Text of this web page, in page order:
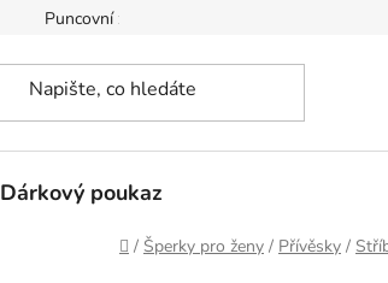
Puncovní značky
Dárkový poukaz
Domů
/ Šperky pro ženy / Přívěsky /